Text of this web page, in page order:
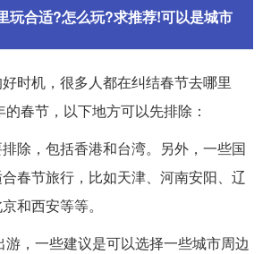
玩合适?怎么玩?求推荐!可以是城市
时机，很多人都在纠结春节去哪里
春节，以下地方可以先排除：
除，包括香港和台湾。另外，一些国
春节旅行，比如天津、河南安阳、辽
和西安等等。
，一些建议是可以选择一些城市周边